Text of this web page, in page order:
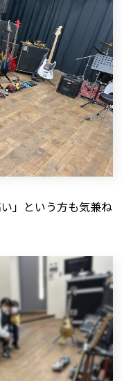
」という方も気兼ね